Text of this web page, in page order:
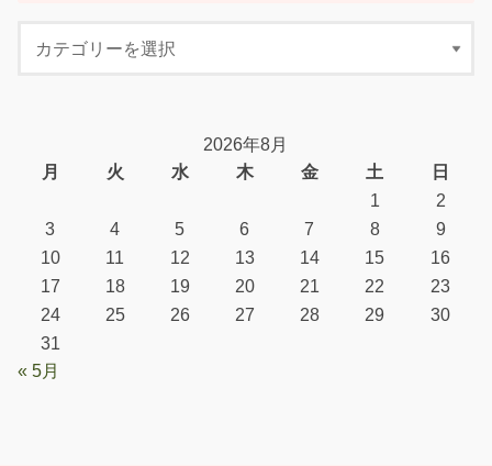
2026年8月
月
火 水 木 金 土
日
1
2
3
4 5 6 7 8
9
10
11 12 13 14 15
16
17
18 19 20 21 22
23
24
25 26 27 28 29
30
31
« 5月